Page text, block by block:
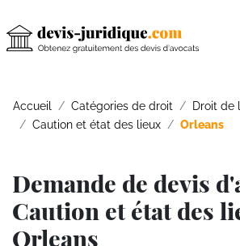
Accueil Catégories de droit
Droit de
Caution et état des lieux
Orleans
Demande de devis
Caution et état des
Orleans